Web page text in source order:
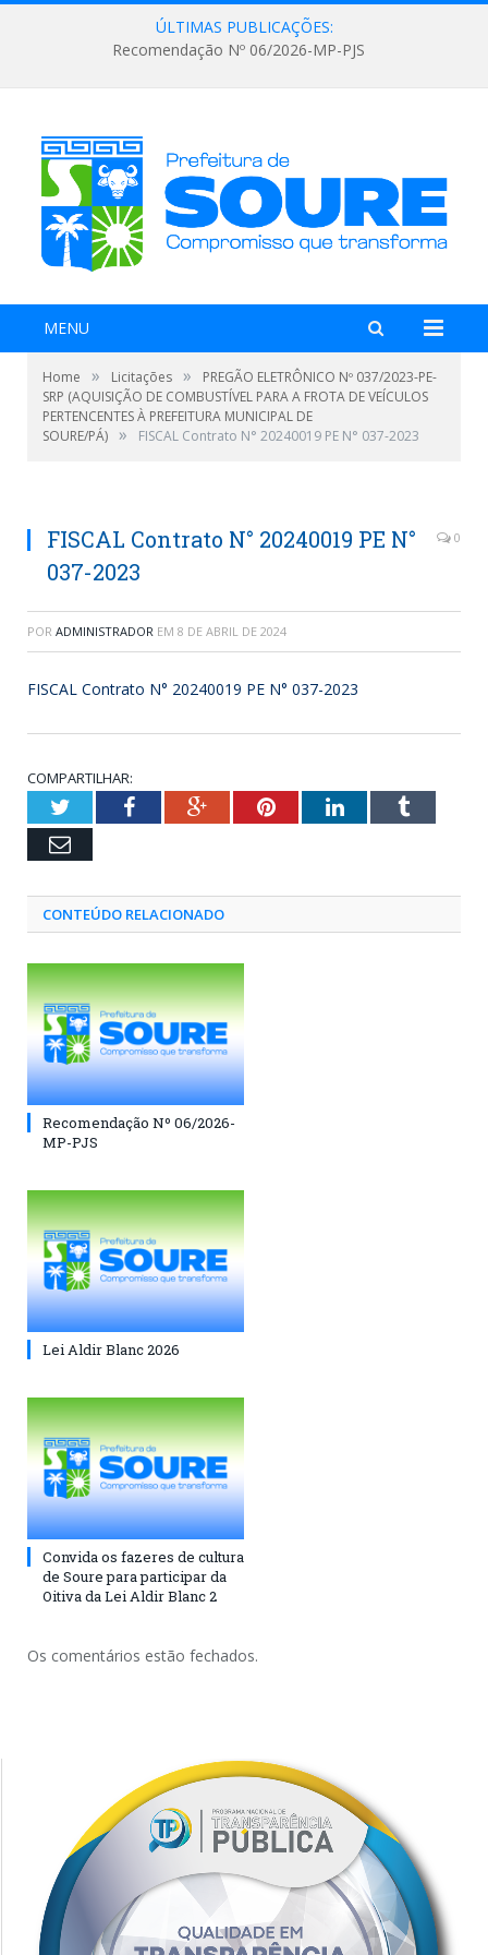
ÚLTIMAS PUBLICAÇÕES:
Recomendação Nº 06/2026-MP-PJS
MENU
Home » Licitações »
PREGÃO ELETRÔNICO Nº 037/2023-PE-
SRP (AQUISIÇÃO DE COMBUSTÍVEL PARA A FROTA DE VEÍCULOS
PERTENCENTES À PREFEITURA MUNICIPAL DE
SOURE/PÁ) » FISCAL Contrato N° 20240019 PE N° 037-2023
FISCAL Contrato N° 20240019 PE N°
037-2023
0
POR ADMINISTRADOR EM 8 DE ABRIL DE 2024
FISCAL Contrato N° 20240019 PE N° 037-2023
COMPARTILHAR:
TwitterFacebookGoogle+PinterestLinkedInTumblr
Email
CONTEÚDO RELACIONADO
Recomendação Nº 06/2026-
MP-PJS
Lei Aldir Blanc 2026
Convida os fazeres de cultura
de Soure para participar da
Oitiva da Lei Aldir Blanc 2
Os comentários estão fechados.